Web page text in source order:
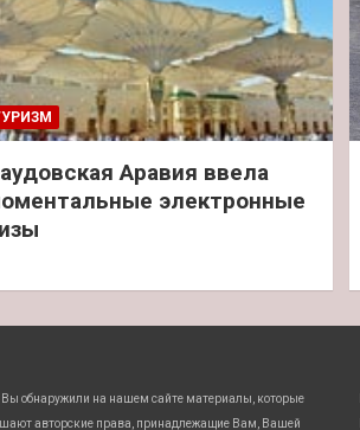
Аравия ввела
электронные
Вы обнаружили на нашем сайте материалы, которые
авторские права, принадлежащие Вам, Вашей